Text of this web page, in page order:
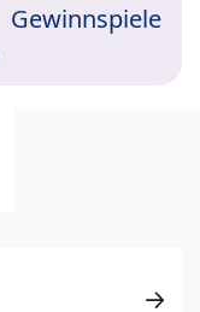
Gewinnspiele